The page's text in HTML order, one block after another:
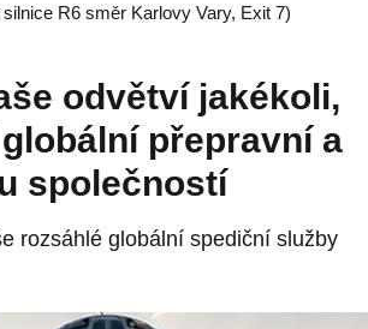
R6 směr Karlovy Vary, Exit 7)
odvětví jakékoli,
přepravní a
společností
rozsáhlé globální spediční služby